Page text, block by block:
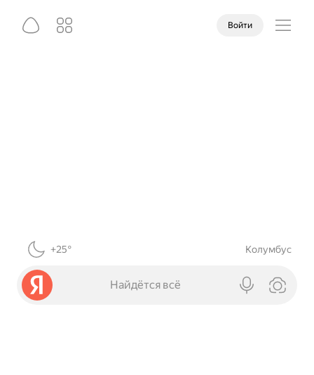
Войти
+25° Колумбус
Найдётся всё